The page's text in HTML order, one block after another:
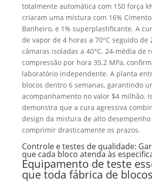
totalmente automática com 150 força
criaram uma mistura com 16%
Banheiro, e 1% superplastificante. A
de vapor de 4 horas a 70°C seguido de
câmaras isoladas a 40°C. 24-média de
compressão por hora 35.2 MPa,
laboratório independente. A planta
blocos dentro 6 semanas, garantindo
acompanhamento no valor $4 milhão.
demonstra que a cura agressiva
design da mistura de alto desempenho
comprimir drasticamente os prazos.
Controle e testes de qualidade:
que cada bloco atenda às
Equipamento de teste
que toda fábrica de